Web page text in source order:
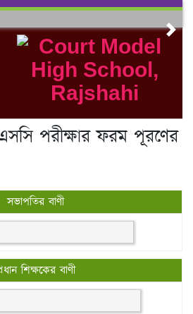
পরীক্ষার ফরম পূরণের
সভাপতির বাণী
শিক্ষকের বাণী